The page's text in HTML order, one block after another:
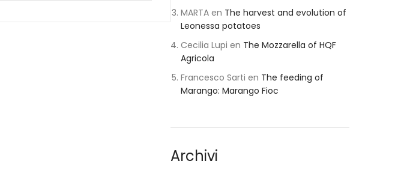
MARTA en The harvest and evolution of
Leonessa potatoes
Cecilia Lupi en The Mozzarella of HQF
Agricola
Francesco Sarti en The feeding of
Marango: Marango Fioc
Archivi